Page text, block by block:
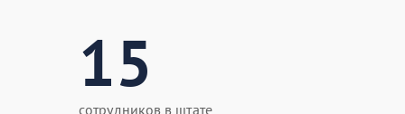
15
сотрудников в штате